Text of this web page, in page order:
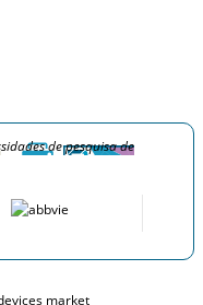
de pesquisa de